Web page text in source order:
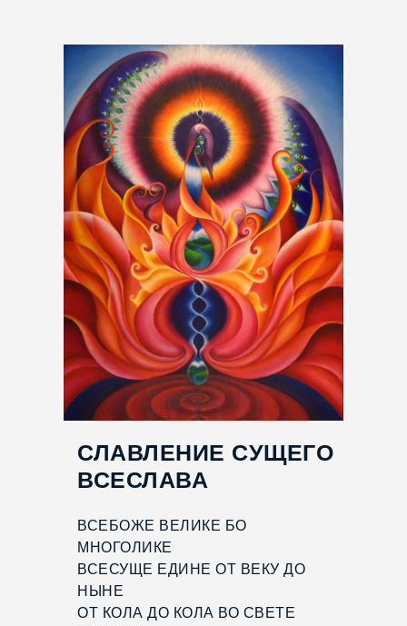
СЛАВЛЕНИЕ СУЩЕГО
ВСЕСЛАВА
ВСЕБОЖЕ ВЕЛИКЕ БО
МНОГОЛИКЕ
ВСЕСУЩЕ ЕДИНЕ ОТ ВЕКУ ДО
НЫНЕ
ОТ КОЛА ДО КОЛА ВО СВЕТЕ